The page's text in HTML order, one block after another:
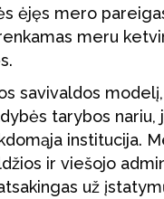
ėjęs mero
meru
savivaldos
tarybos nariu,
institucija.
ir viešojo
už